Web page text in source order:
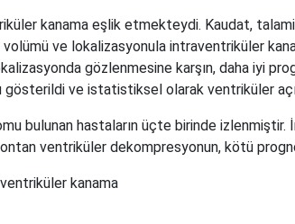
kanama eşlik etmekteydi. Kaudat,
ve lokalizasyonula intraventriküler
gözlenmesine karşın, daha iyi
gösterildi ve istatistiksel olarak ventriküler
bulunan hastaların üçte birinde
ventriküler dekompresyonun, kötü
kanama